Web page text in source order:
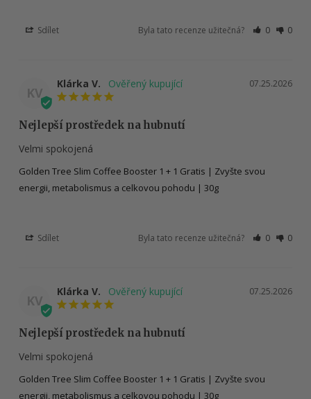
Sdílet Byla tato recenze užitečná? 0 0
KV
07.25.2026
Klárka V.
Nejlepší prostředek na hubnutí
Velmi spokojená
Golden Tree Slim Coffee Booster 1 + 1 Gratis | Zvyšte svou
energii, metabolismus a celkovou pohodu | 30g
Sdílet Byla tato recenze užitečná? 0 0
KV
07.25.2026
Klárka V.
Nejlepší prostředek na hubnutí
Velmi spokojená
Golden Tree Slim Coffee Booster 1 + 1 Gratis | Zvyšte svou
energii, metabolismus a celkovou pohodu | 30g